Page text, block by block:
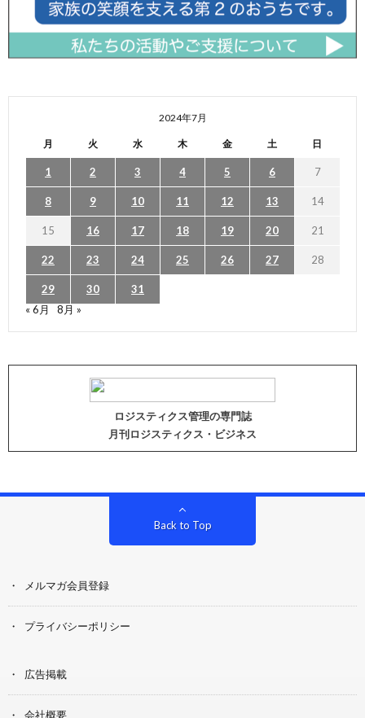
2024年7月
月 火 水 木 金 土 日
1 2 3 4 5 6 7
8 9 10 11 12 13 14
15 16 17 18 19 20 21
22 23 24 25 26 27 28
29 30
31
« 6月
8月 »
ロジスティクス管理の専門誌
月刊ロジスティクス・ビジネス
Back to Top
メルマガ会員登録
プライバシーポリシー
広告掲載
会社概要